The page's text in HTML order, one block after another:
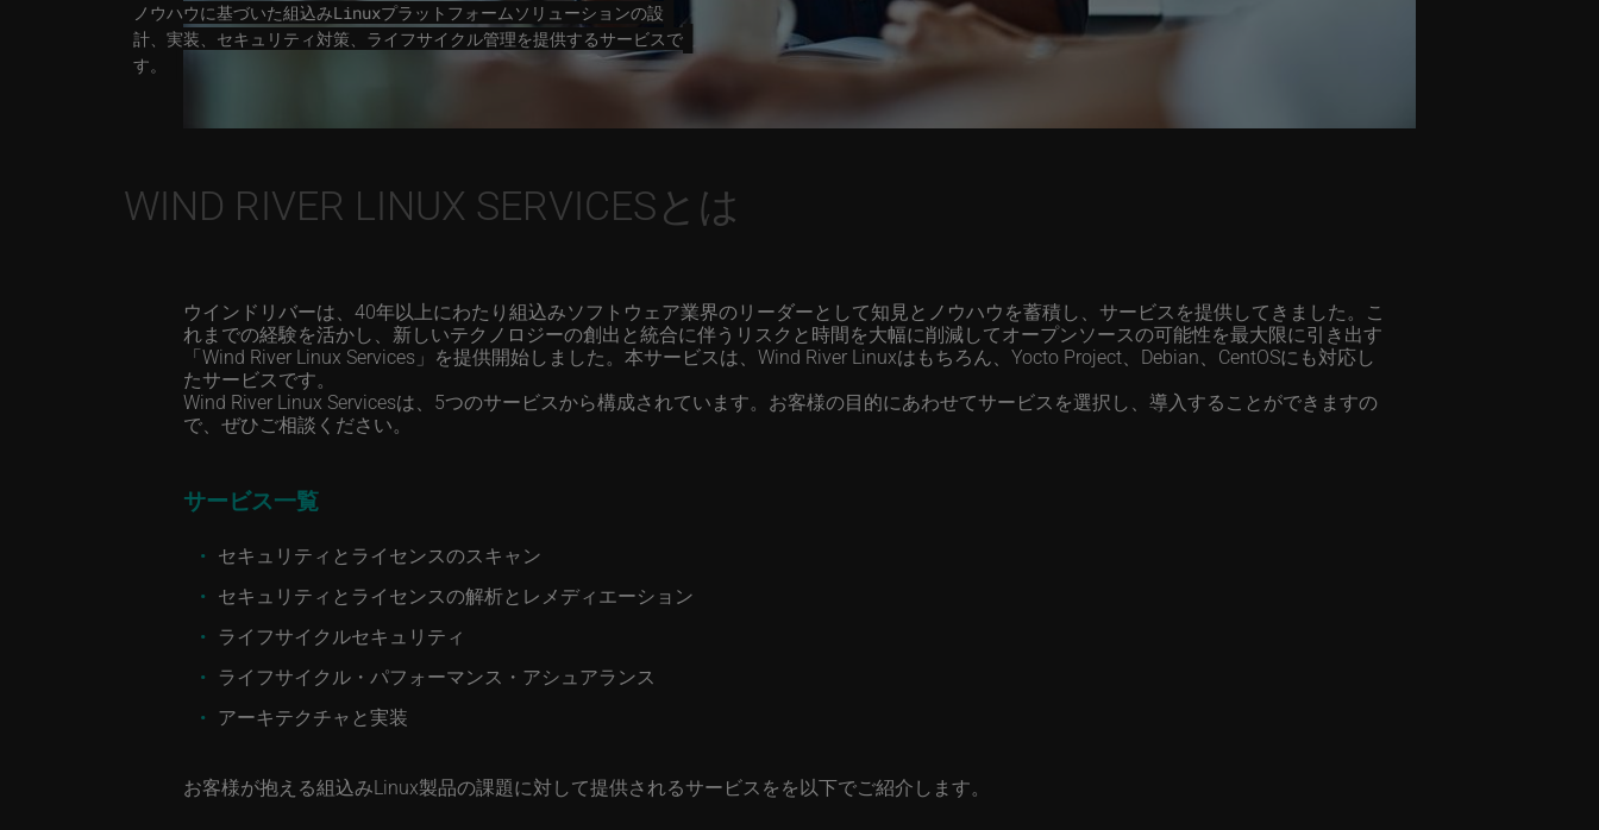
ノウハウに基づいた組込みLinuxプラットフォームソリューションの設
計、実装、セキュリティ対策、ライフサイクル管理を提供するサービスで
す。
WIND RIVER LINUX SERVICESとは
ウインドリバーは、40年以上にわたり組込みソフトウェア業界のリーダーとして知見とノウハウを蓄積し、サービスを提供してきました。こ
れまでの経験を活かし、新しいテクノロジーの創出と統合に伴うリスクと時間を大幅に削減してオープンソースの可能性を最大限に引き出す
「Wind River Linux Services」を提供開始しました。本サービスは、Wind River Linuxはもちろん、Yocto Project、Debian、CentOSにも対応し
たサービスです。
Wind River Linux Servicesは、5つのサービスから構成されています。お客様の目的にあわせてサービスを選択し、導入することができますの
で、ぜひご相談ください。
サービス一覧
セキュリティとライセンスのスキャン
セキュリティとライセンスの解析とレメディエーション
ライフサイクルセキュリティ
ライフサイクル・パフォーマンス・アシュアランス
アーキテクチャと実装
お客様が抱える組込みLinux製品の課題に対して提供されるサービスをを以下でご紹介します。